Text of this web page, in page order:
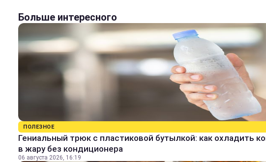
Больше интересного
ПОЛЕЗНОЕ
Гениальный трюк с пластиковой бутылкой: как охладить
в жару без кондиционера
06 августа 2026, 16:19